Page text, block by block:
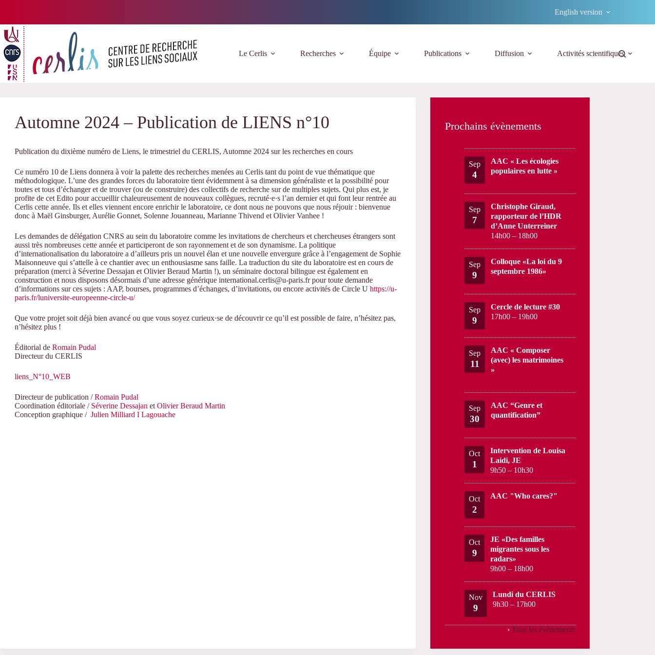
English version
Le Cerlis Recherches Équipe Publications Diffusion Activités scientifiques
Automne 2024 – Publication de LIENS n°10
Publication du dixième numéro de Liens, le trimestriel du CERLIS, Automne 2024 sur les recherches en cours
Ce numéro 10 de Liens donnera à voir la palette des recherches menées au Cerlis tant du point de vue thématique que
méthodologique. L’une des grandes forces du laboratoire tient évidemment à sa dimension généraliste et la possibilité pour
toutes et tous d’échanger et de trouver (ou de construire) des collectifs de recherche sur de multiples sujets. Qui plus est, je
profite de cet Edito pour accueillir chaleureusement de nouveaux collègues, recruté·e·s l’an dernier et qui font leur rentrée au
Cerlis cette année. Ils et elles viennent encore enrichir le laboratoire, ce dont nous ne pouvons que nous réjouir : bienvenue
donc à Maël Ginsburger, Aurélie Gonnet, Solenne Jouanneau, Marianne Thivend et Olivier Vanhee !
Les demandes de délégation CNRS au sein du laboratoire comme les invitations de chercheurs et chercheuses étrangers sont
aussi très nombreuses cette année et participeront de son rayonnement et de son dynamisme. La politique
d’internationalisation du laboratoire a d’ailleurs pris un nouvel élan et une nouvelle envergure grâce à l’engagement de Sophie
Maisonneuve qui s’attelle à ce chantier avec un enthousiasme sans faille. La traduction du site du laboratoire est en cours de
préparation (merci à Séverine Dessajan et Olivier Beraud Martin !), un séminaire doctoral bilingue est également en
construction et nous disposons désormais d’une adresse générique international.cerlis@u-paris.fr pour toute demande
d’informations sur ces sujets : AAP, bourses, programmes d’échanges, d’invitations, ou encore activités de Circle U https://u-
paris.fr/luniversite-europeenne-circle-u/
Que votre projet soit déjà bien avancé ou que vous soyez curieux·se de découvrir ce qu’il est possible de faire, n’hésitez pas,
n’hésitez plus !
Éditorial de Romain Pudal
Directeur du CERLIS
liens_N°10_WEB
Directeur de publication /Romain Pudal
Coordination éditoriale / Séverine Dessajan et Olivier Beraud Martin
Conception graphique / Julien Milliard I Lagouache
Prochains évènements
Sep
4
AAC « Les écologies
populaires en lutte »
Sep
7
Christophe Giraud,
rapporteur de l’HDR
d’Anne Unterreiner
14h00 – 18h00
Sep
9
Colloque «La loi du 9
septembre 1986»
Sep
9
Cercle de lecture #30
17h00 – 19h00
Sep
11
AAC « Composer
(avec) les matrimoines
»
Sep
30
AAC “Genre et
quantification”
Oct
1
Intervention de Louisa
Laidi, JE
9h50 – 10h30
Oct
2
AAC "Who cares?"
Oct
9
JE «Des familles
migrantes sous les
radars»
9h00 – 18h00
Nov
9
Lundi du CERLIS
9h30 – 17h00
› Tous les évènements